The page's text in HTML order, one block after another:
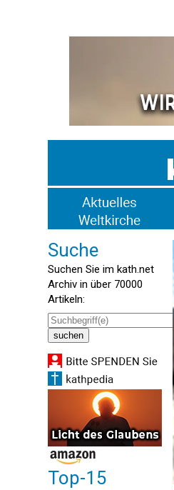
Suche
Suchen Sie im kath.net
Archiv in über 70000
Artikeln:
Top-15